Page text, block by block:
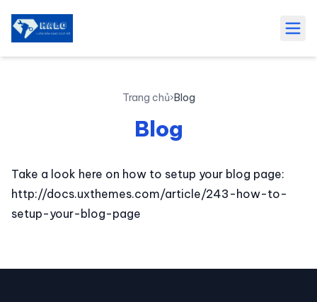
Trang chủ›Blog
Blog
Take a look here on how to setup your blog page:
http://docs.uxthemes.com/article/243-how-to-
setup-your-blog-page